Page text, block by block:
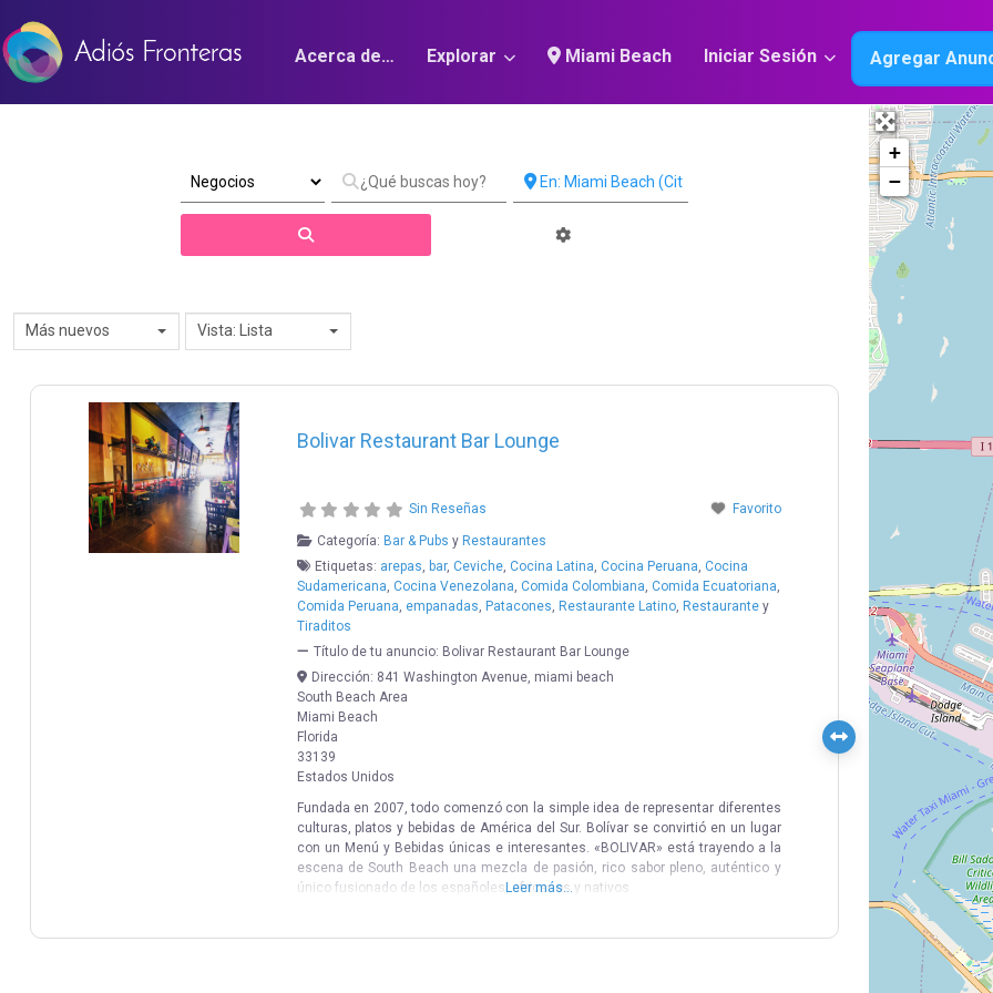
Acerca de… Explorar Miami Beach Iniciar Sesión Agregar
Más nuevos Vista: Lista
Bolivar Restaurant Bar Lounge
Sin Reseñas Favorito
Categoría: Bar & Pubs y Restaurantes
Etiquetas: arepas, bar,Ceviche,Cocina Latina,Cocina Peruana,Cocina
Sudamericana, Cocina Venezolana, Comida Colombiana, Comida Ecuatoriana,
Comida Peruana, empanadas, Patacones, Restaurante Latino, Restaurantey
Tiraditos
Título de tu anuncio: Bolivar Restaurant Bar Lounge
Dirección: 841 Washington Avenue, miami beach
South Beach Area
Miami Beach
Florida
33139
Estados Unidos
Fundada en 2007, todo comenzó con la simple idea de representar diferentes
culturas, platos y bebidas de América del Sur. Bolívar se convirtió en un lugar
con un Menú y Bebidas únicas e interesantes. «BOLIVAR» está trayendo a la
escena de South Beach una mezcla de pasión, rico sabor pleno, auténtico y
único fusionado de los españoles, africanos y nativos
Leer más...
+
−